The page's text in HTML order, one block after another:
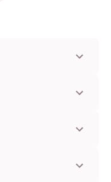
opciones sin
un número de